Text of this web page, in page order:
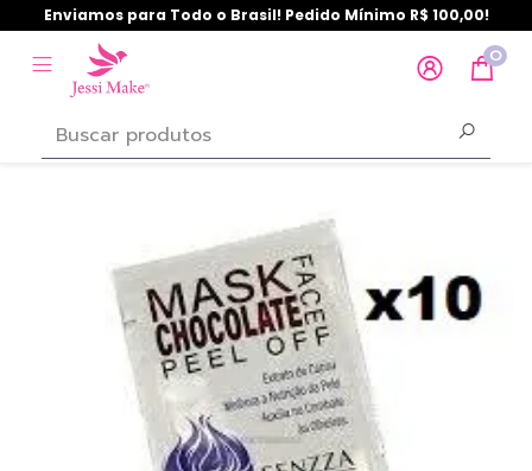
Enviamos para Todo o Brasil! Pedido Mínimo R$ 100,00!
0